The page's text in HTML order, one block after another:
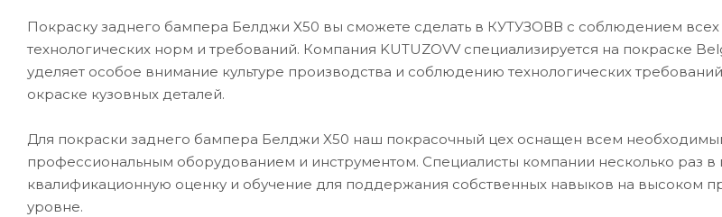
Покраску заднего бампера Белджи X50 вы сможете сделать в КУТУЗОВВ с соблюдением всех
технологических норм и требований. Компания KUTUZOVV специализируется на покраске
уделяет особое внимание культуре производства и соблюдению технологических
окраске кузовных деталей.
Для покраски заднего бампера Белджи X50 наш покрасочный цех оснащен всем
профессиональным оборудованием и инструментом. Специалисты компании несколько раз в
квалификационную оценку и обучение для поддержания собственных навыков на высоком
уровне.